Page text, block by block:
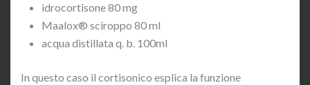
idrocortisone 80 mg
Maalox® sciroppo 80 ml
acqua distillata q. b. 100ml
In questo caso il cortisonico esplica la funzione